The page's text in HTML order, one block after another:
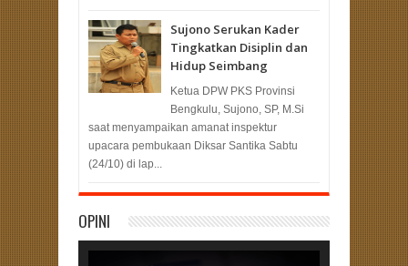
Sujono Serukan Kader
Tingkatkan Disiplin dan
Hidup Seimbang
Ketua DPW PKS Provinsi
Bengkulu, Sujono, SP, M.Si
saat menyampaikan amanat inspektur
upacara pembukaan Diksar Santika Sabtu
(24/10) di lap...
OPINI